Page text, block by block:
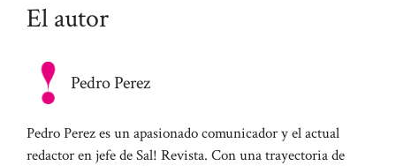
El autor
Pedro Perez
Pedro Perez es un apasionado comunicador y el actual
redactor en jefe de Sal! Revista. Con una trayectoria de